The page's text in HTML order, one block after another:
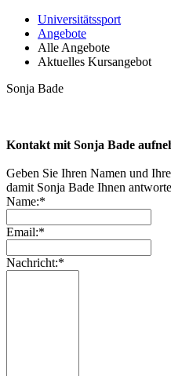
Universitätssport
Angebote
Alle Angebote
Aktuelles Kursangebot
Sonja Bade
Kontakt mit Sonja Bade
Geben Sie Ihren Namen und
damit Sonja Bade Ihnen
Name:*
Email:*
Nachricht:*